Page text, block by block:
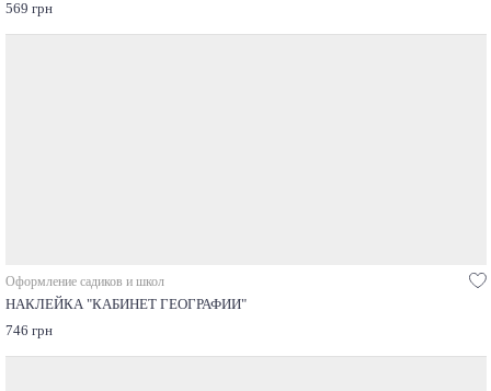
569 грн
Оформление садиков и школ
НАКЛЕЙКА "КАБИНЕТ ГЕОГРАФИИ"
746 грн